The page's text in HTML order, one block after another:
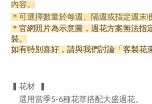
內容。
＊可選擇數量於每週、隔週或指定週末
＊官網照片為示意圖，週花方案無法指
裝。
如有特別喜好，請與我們討論「客製花
▍花材
選用當季5-6種花草搭配大盛週花。